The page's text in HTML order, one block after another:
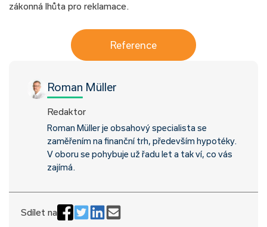
zákonná lhůta pro reklamace.
Reference
Roman Müller
Redaktor
Roman Müller je obsahový specialista se
zaměřením na finanční trh, především hypotéky.
V oboru se pohybuje už řadu let a tak ví, co vás
zajímá.
Sdílet na